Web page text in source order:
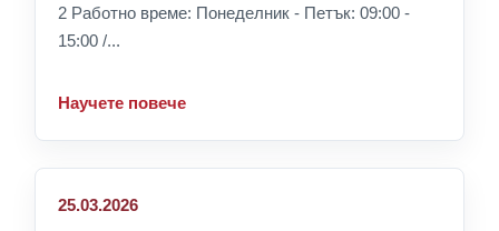
2 Работно време: Понеделник - Петък: 09:00 -
15:00 /...
Научете повече
25.03.2026